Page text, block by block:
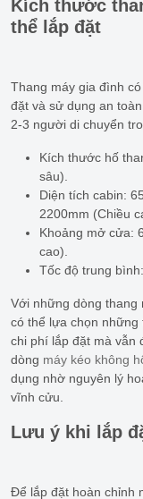
Kích thước
thể lắp đặt
Thang máy gia đình
đặt và sử dụng an
2-3 người di chuyển
Kích thước hố
sâu).
Diện tích cabin:
2200mm (Chiều
Khoảng mở cửa:
cao).
Tốc độ trung
Với những dòng
có thể lựa chọn những
chi phí lắp đặt mà vẫn
dòng máy kéo không
dụng nhờ nguyên lý
vĩnh cửu.
Lưu ý khi lắp
Để lắp đặt hoàn chỉnh